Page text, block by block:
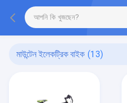
মাউন্টেন ইলেকট্রিক বাইক (13)